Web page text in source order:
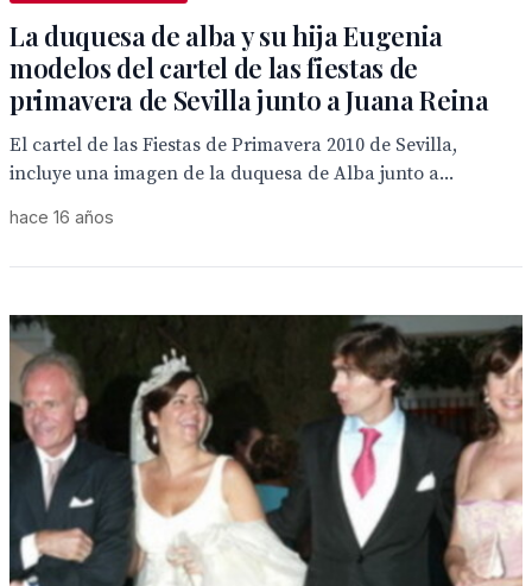
La duquesa de alba y su hija Eugenia
modelos del cartel de las fiestas de
primavera de Sevilla junto a Juana Reina
El cartel de las Fiestas de Primavera 2010 de Sevilla,
incluye una imagen de la duquesa de Alba junto a...
hace 16 años